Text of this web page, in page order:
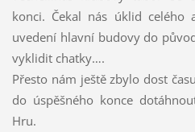
konci. Čekal nás úklid celého
uvedení hlavní budovy do
vyklidit chatky….
Přesto nám ještě zbylo dost
do úspěšného konce
Hru.